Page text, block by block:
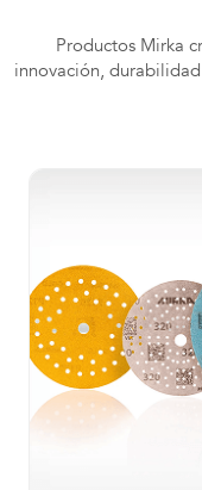
Productos Mirka
innovación,